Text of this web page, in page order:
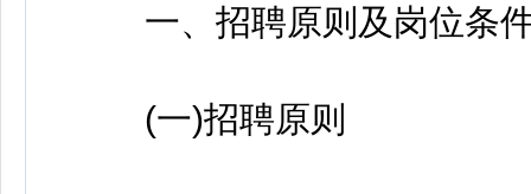
一、招聘原则及岗位条
(一)招聘原则